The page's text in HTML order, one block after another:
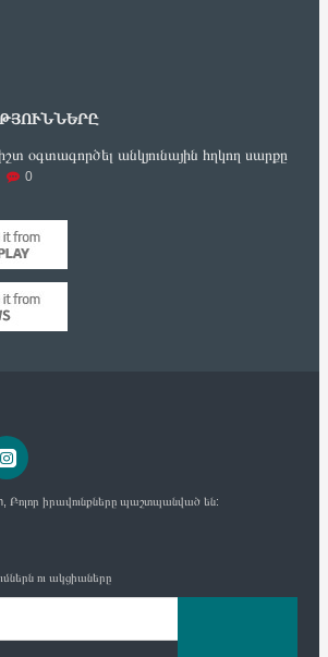
օգտագործել անկյունային հղկող սարքը
0
Բոլոր իրավունքները պաշտպանված են:
ու ակցիաները